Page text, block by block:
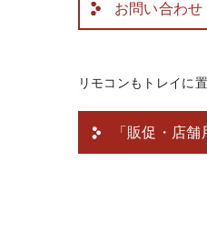
お問い合わせ
リモコンもトレイに
「販促・店